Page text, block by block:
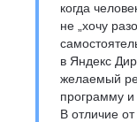
когда
не „хочу
в Яндекс
желаемый
программу
В отличие